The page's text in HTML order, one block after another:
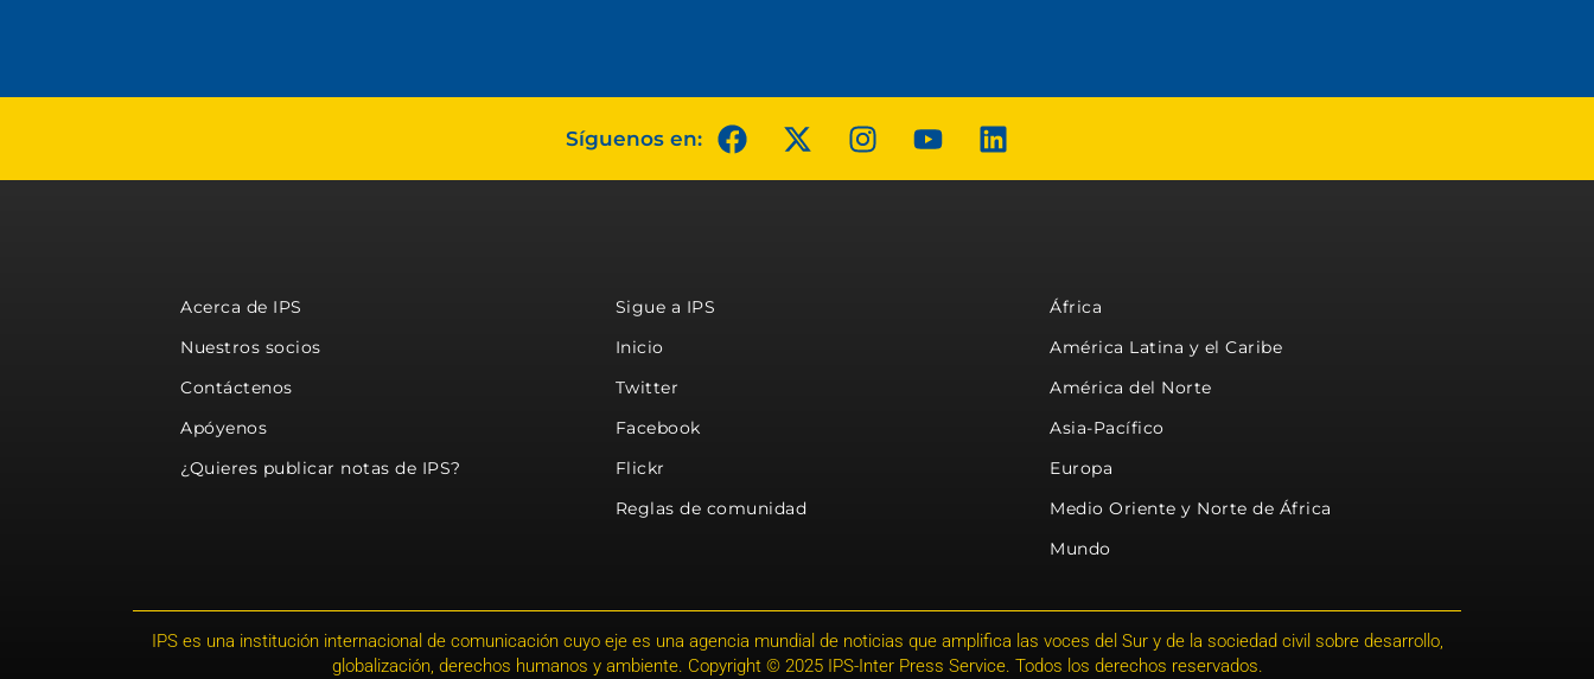
Síguenos en:
Acerca de IPS
Nuestros socios
Contáctenos
Apóyenos
¿Quieres publicar notas de IPS?
Sigue a IPS
Inicio
Twitter
Facebook
Flickr
Reglas de comunidad
África
América Latina y el Caribe
América del Norte
Asia-Pacífico
Europa
Medio Oriente y Norte de África
Mundo
IPS es una institución internacional de comunicación cuyo eje es una agencia mundial de noticias que amplifica las voces del Sur y de la sociedad civil sobre desarrollo,
globalización, derechos humanos y ambiente. Copyright © 2025 IPS-Inter Press Service. Todos los derechos reservados.